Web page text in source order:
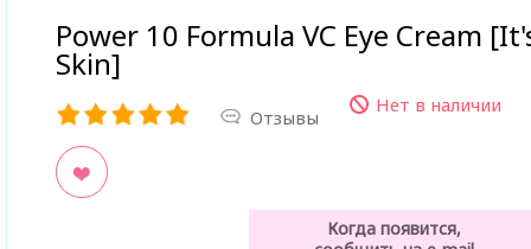
Power 10 Formula VC Eye Cream
Skin]
Отзывы
Нет в наличии
Когда появится,